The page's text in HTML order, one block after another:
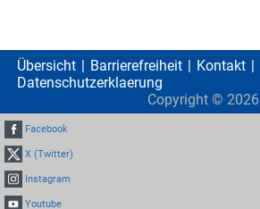
Übersicht Barrierefreiheit Kontakt
Datenschutzerklaerung
Copyright © 2026
Facebook
X (Twitter)
Instagram
Youtube